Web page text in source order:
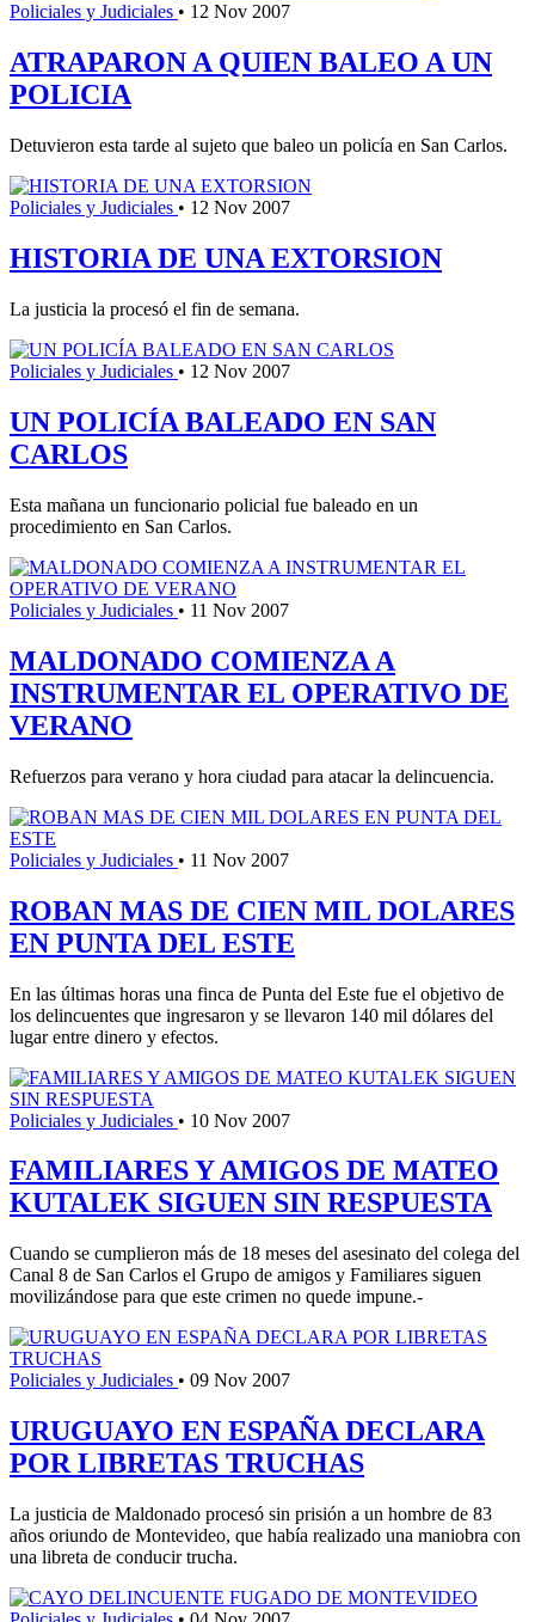
Policiales y Judiciales • 12 Nov 2007
ATRAPARON A QUIEN BALEO A UN
POLICIA
Detuvieron esta tarde al sujeto que baleo un policía en San Carlos.
Policiales y Judiciales • 12 Nov 2007
HISTORIA DE UNA EXTORSION
La justicia la procesó el fin de semana.
Policiales y Judiciales • 12 Nov 2007
UN POLICÍA BALEADO EN SAN
CARLOS
Esta mañana un funcionario policial fue baleado en un
procedimiento en San Carlos.
Policiales y Judiciales • 11 Nov 2007
MALDONADO COMIENZA A
INSTRUMENTAR EL OPERATIVO DE
VERANO
Refuerzos para verano y hora ciudad para atacar la delincuencia.
Policiales y Judiciales • 11 Nov 2007
ROBAN MAS DE CIEN MIL DOLARES
EN PUNTA DEL ESTE
En las últimas horas una finca de Punta del Este fue el objetivo de
los delincuentes que ingresaron y se llevaron 140 mil dólares del
lugar entre dinero y efectos.
Policiales y Judiciales • 10 Nov 2007
FAMILIARES Y AMIGOS DE MATEO
KUTALEK SIGUEN SIN RESPUESTA
Cuando se cumplieron más de 18 meses del asesinato del colega del
Canal 8 de San Carlos el Grupo de amigos y Familiares siguen
movilizándose para que este crimen no quede impune.-
Policiales y Judiciales • 09 Nov 2007
URUGUAYO EN ESPAÑA DECLARA
POR LIBRETAS TRUCHAS
La justicia de Maldonado procesó sin prisión a un hombre de 83
años oriundo de Montevideo, que había realizado una maniobra con
una libreta de conducir trucha.